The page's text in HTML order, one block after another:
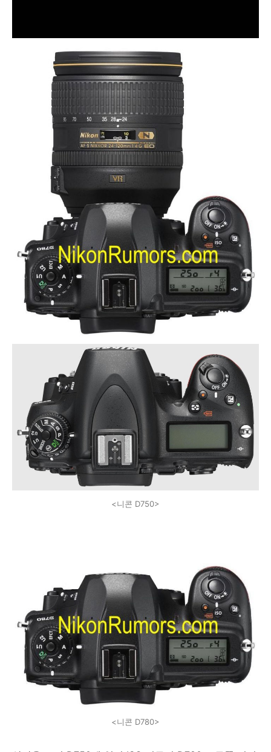
<니콘 D750>
<니콘 D780>